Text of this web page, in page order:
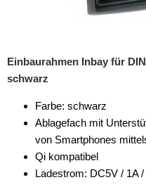
Einbaurahmen Inbay für
schwarz
Farbe: schwarz
Ablagefach mit
von Smartphones
Qi kompatibel
Ladestrom: DC5V / 1A /